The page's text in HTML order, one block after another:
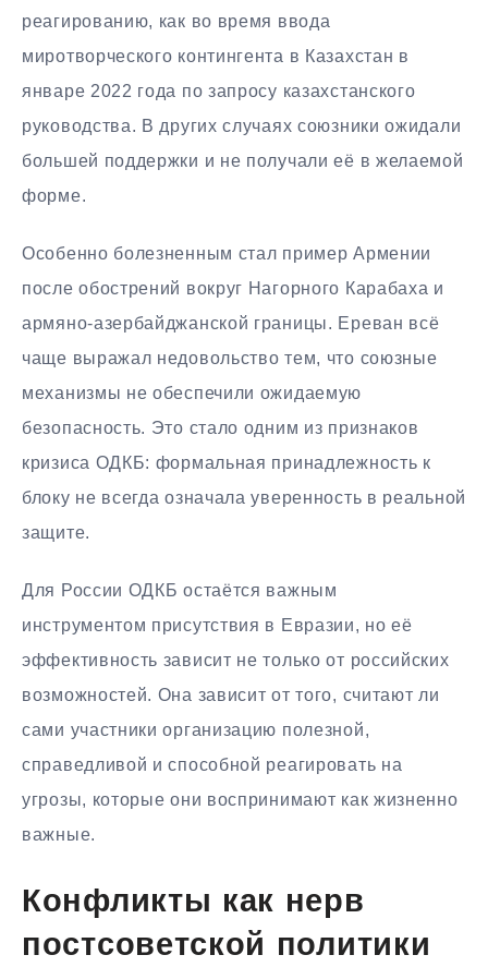
реагированию, как во время ввода
миротворческого контингента в Казахстан в
январе 2022 года по запросу казахстанского
руководства. В других случаях союзники ожидали
большей поддержки и не получали её в желаемой
форме.
Особенно болезненным стал пример Армении
после обострений вокруг Нагорного Карабаха и
армяно-азербайджанской границы. Ереван всё
чаще выражал недовольство тем, что союзные
механизмы не обеспечили ожидаемую
безопасность. Это стало одним из признаков
кризиса ОДКБ: формальная принадлежность к
блоку не всегда означала уверенность в реальной
защите.
Для России ОДКБ остаётся важным
инструментом присутствия в Евразии, но её
эффективность зависит не только от российских
возможностей. Она зависит от того, считают ли
сами участники организацию полезной,
справедливой и способной реагировать на
угрозы, которые они воспринимают как жизненно
важные.
Конфликты как нерв
постсоветской политики